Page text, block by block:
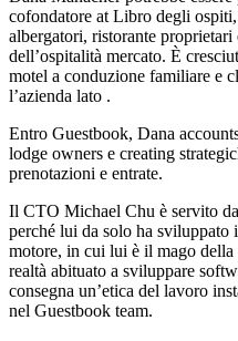
cofondatore at Libro degli
albergatori, ristorante
dell’ospitalità mercato. È
motel a conduzione familiare e
l’azienda lato .
Entro Guestbook, Dana
lodge owners e creating
prenotazioni e entrate.
Il CTO Michael Chu è servito
perché lui da solo ha sviluppato
motore, in cui lui è il mago
realtà abituato a sviluppare
consegna un’etica del lavoro
nel Guestbook team.